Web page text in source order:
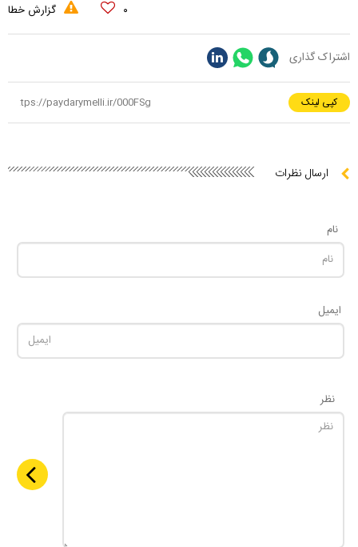
۰ گزارش خطا
اشتراک گذاری
کپی لینک
ارسال نظرات
نام
ایمیل
نظر